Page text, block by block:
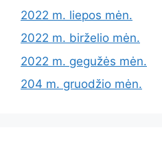
2022 m. liepos mėn.
2022 m. birželio mėn.
2022 m. gegužės mėn.
204 m. gruodžio mėn.